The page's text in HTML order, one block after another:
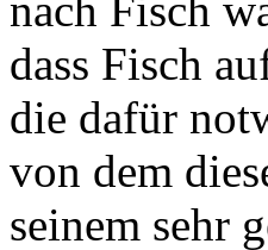
dass Fisch
die dafür
von dem
seinem sehr